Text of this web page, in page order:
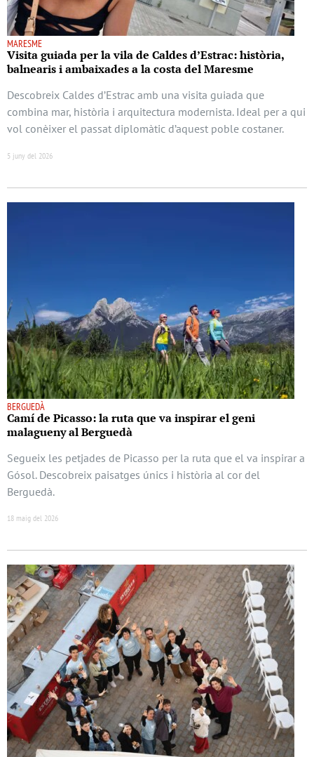
MARESME
Visita guiada per la vila de Caldes d’Estrac: història,
balnearis i ambaixades a la costa del Maresme
Descobreix Caldes d’Estrac amb una visita guiada que
combina mar, història i arquitectura modernista. Ideal per a qui
vol conèixer el passat diplomàtic d’aquest poble costaner.
5 juny del 2026
BERGUEDÀ
Camí de Picasso: la ruta que va inspirar el geni
malagueny al Berguedà
Segueix les petjades de Picasso per la ruta que el va inspirar a
Gósol. Descobreix paisatges únics i història al cor del
Berguedà.
18 maig del 2026